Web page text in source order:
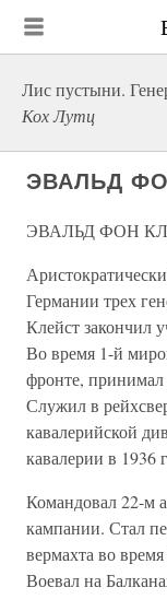
Лис пустыни.
Кох Лутц
ЭВАЛЬД
ЭВАЛЬД ФОН
Германии трех
Клейст закончил
Во время 1-й
фронте, принимал
Служил в
кавалерийской
кавалерии в 1936
Командовал 22-м
кампании. Стал
вермахта во
Воевал на